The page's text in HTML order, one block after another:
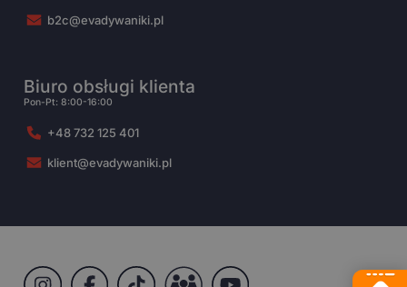
b2c@evadywaniki.pl
Biuro obsługi klienta
Pon-Pt: 8:00-16:00
+48 732 125 401
klient@evadywaniki.pl